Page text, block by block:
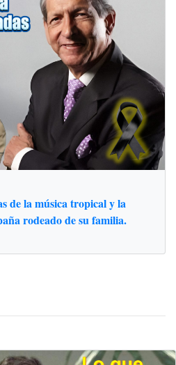
de la música tropical y la
rodeado de su familia.